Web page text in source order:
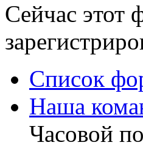
Сейчас этот
Список
Наша
Часовой